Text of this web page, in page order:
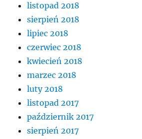
listopad 2018
sierpień 2018
lipiec 2018
czerwiec 2018
kwiecień 2018
marzec 2018
luty 2018
listopad 2017
październik 2017
sierpień 2017